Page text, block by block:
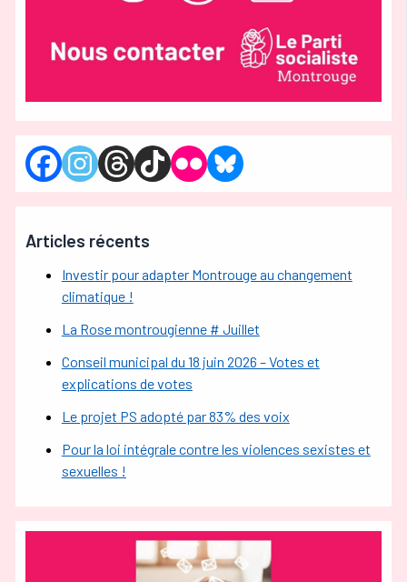
Articles récents
Investir pour adapter Montrouge au changement
climatique !
La Rose montrougienne # Juillet
Conseil municipal du 18 juin 2026 – Votes et
explications de votes
Le projet PS adopté par 83% des voix
Pour la loi intégrale contre les violences sexistes et
sexuelles !